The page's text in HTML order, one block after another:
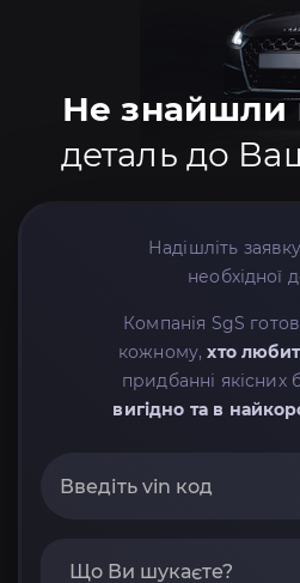
Не знайшли
деталь до
Надішліть
необхідної
Компанія SgS
кожному,хто
придбанні якісних
вигідно та в